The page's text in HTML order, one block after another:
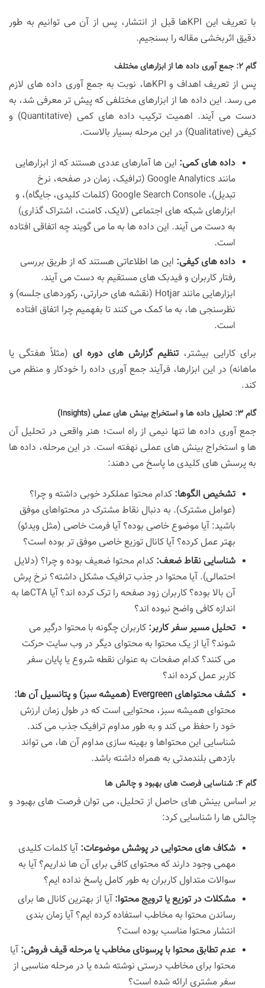
با تعریف این KPIها قبل از انتشار، پس از آن می توانیم به طور
دقیق اثربخشی مقاله را بسنجیم.
گام ۲: جمع آوری داده ها از ابزارهای مختلف
پس از تعریف اهداف و KPIها، نوبت به جمع آوری داده های لازم
می رسد. این داده ها از ابزارهای مختلفی که پیش تر معرفی شد، به
دست می آیند. اهمیت ترکیب داده های کمی (Quantitative) و
کیفی (Qualitative) در این مرحله بسیار بالاست.
داده های کمی: این ها آمارهای عددی هستند که از ابزارهایی
مانند Google Analytics (ترافیک، زمان در صفحه، نرخ
تبدیل)، Google Search Console (کلمات کلیدی، جایگاه)، و
ابزارهای شبکه های اجتماعی (لایک، کامنت، اشتراک گذاری)
به دست می آیند. این داده ها به ما می گویند چه اتفاقی افتاده
است.
داده های کیفی: این ها اطلاعاتی هستند که از طریق بررسی
رفتار کاربران و فیدبک های مستقیم به دست می آیند.
ابزارهایی مانند Hotjar (نقشه های حرارتی، رکوردهای جلسه) و
نظرسنجی ها، به ما کمک می کنند تا بفهمیم چرا اتفاق افتاده
است.
برای کارایی بیشتر،تنظیم گزارش های دوره ای (مثلاً هفتگی یا
ماهانه) در این ابزارها، فرآیند جمع آوری داده را خودکار و منظم می
کند.
گام ۳: تحلیل داده ها و استخراج بینش های عملی (Insights)
جمع آوری داده ها تنها نیمی از راه است؛ هنر واقعی در تحلیل آن
ها و استخراج بینش های عملی نهفته است. در این مرحله، داده ها
به پرسش های کلیدی ما پاسخ می دهند:
تشخیص الگوها: کدام محتوا عملکرد خوبی داشته و چرا؟
(عوامل مشترک). به دنبال نقاط مشترک در محتواهای موفق
باشید: آیا موضوع خاصی بوده؟ آیا فرمت خاصی (مثل ویدئو)
بهتر عمل کرده؟ آیا کانال توزیع خاصی موفق تر بوده است؟
شناسایی نقاط ضعف: کدام محتوا ضعیف بوده و چرا؟ (دلایل
احتمالی). آیا محتوا در جذب ترافیک مشکل داشته؟ نرخ پرش
آن بالا بوده؟ کاربران زود صفحه را ترک کرده اند؟ آیا CTAها به
اندازه کافی واضح نبوده اند؟
تحلیل مسیر سفر کاربر: کاربران چگونه با محتوا درگیر می
شوند؟ آیا از یک محتوا به محتوای دیگر در وب سایت حرکت
می کنند؟ کدام صفحات به عنوان نقطه شروع یا پایان سفر
کاربر عمل کرده اند؟
کشف محتواهای Evergreen (همیشه سبز) و پتانسیل آن ها:
محتوای همیشه سبز، محتوایی است که در طول زمان ارزش
خود را حفظ می کند و به طور مداوم ترافیک جذب می کند.
شناسایی این محتواها و بهینه سازی مداوم آن ها، می تواند
بازدهی بلندمدتی به همراه داشته باشد.
گام ۴: شناسایی فرصت های بهبود و چالش ها
بر اساس بینش های حاصل از تحلیل، می توان فرصت های بهبود و
چالش ها را شناسایی کرد:
شکاف های محتوایی در پوشش موضوعات: آیا کلمات کلیدی
مهمی وجود دارند که محتوای کافی برای آن ها نداریم؟ آیا به
سوالات متداول کاربران به طور کامل پاسخ نداده ایم؟
مشکلات در توزیع یا ترویج محتوا: آیا از بهترین کانال ها برای
رساندن محتوا به مخاطب استفاده کرده ایم؟ آیا زمان بندی
انتشار محتوا مناسب بوده است؟
عدم تطابق محتوا با پرسونای مخاطب یا مرحله قیف فروش: آیا
محتوا برای مخاطب درستی نوشته شده یا در مرحله مناسبی از
سفر مشتری ارائه شده است؟